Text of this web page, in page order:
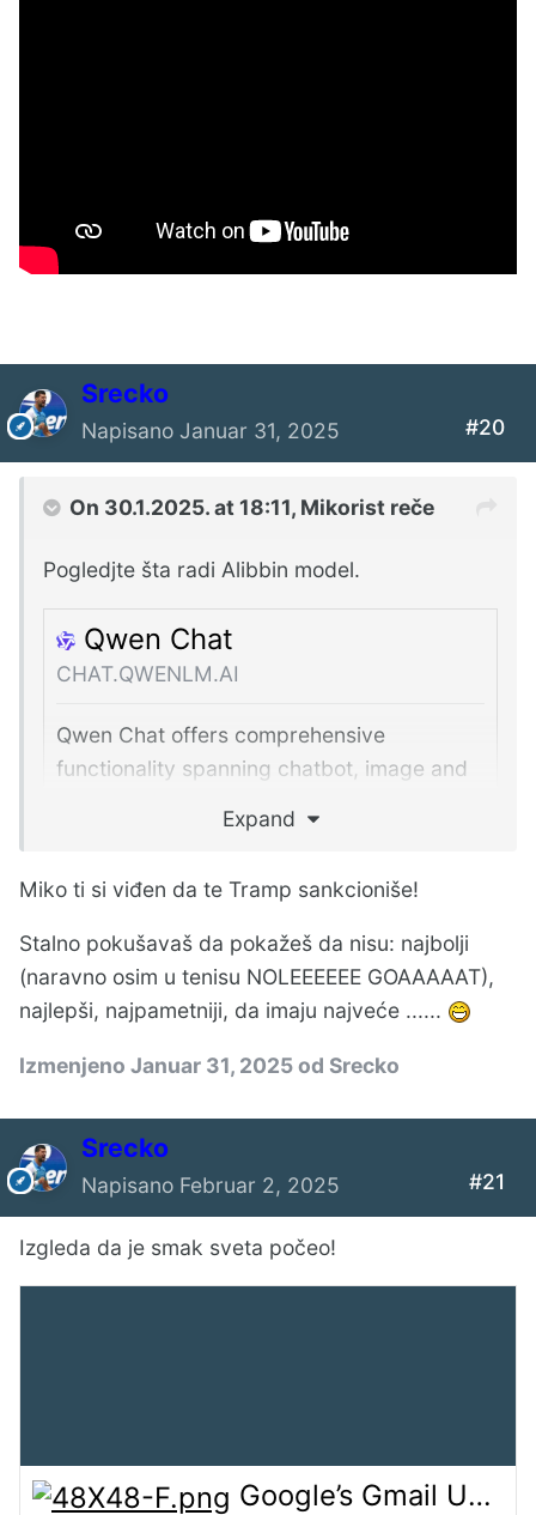
Srecko
Napisano Januar 31, 2025 #20
On 30.1.2025. at 18:11, Mikorist reče
Pogledjte šta radi Alibbin model.
Qwen Chat
CHAT.QWENLM.AI
Qwen Chat offers comprehensive
functionality spanning chatbot, image and
document processing, web search
I on isto može da radi u lokalu.
GitHub - QwenLM/Qwen2.5: Qwen2.5 is the large language model series developed by Qwen team, Alibaba Cloud.
Expand
Miko ti si viđen da te Tramp sankcioniše!
Stalno pokušavaš da pokažeš da nisu: najbolji
(naravno osim u tenisu NOLEEEEEE GOAAAAAT),
najlepši, najpametniji, da imaju najveće ......
Izmenjeno Januar 31, 2025od Srecko
Srecko
Napisano Februar 2, 2025 #21
Izgleda da je smak sveta počeo!
Google’s Gmail Upgrade—Do Not Leave Your Account At Risk